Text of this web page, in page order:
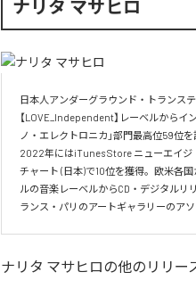
ナリタ マサヒロ
日本人アンダーグラウンド・トランス
【LOVE_Independent】レーベルからイ
ノ・エレクトロニカ」部門最高位59位
2022年にはiTunes Store ニューエイジ
チャート (日本)で10位を獲得。欧米各
ルの音楽レーベルからCD・デジタルリ
ランス・パリのアートギャラリーのア
ナリタ マサヒロの他のリリー